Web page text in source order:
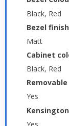
Black, Red
Bezel
Matt
Cabinet
Black, Red
Yes
Yes